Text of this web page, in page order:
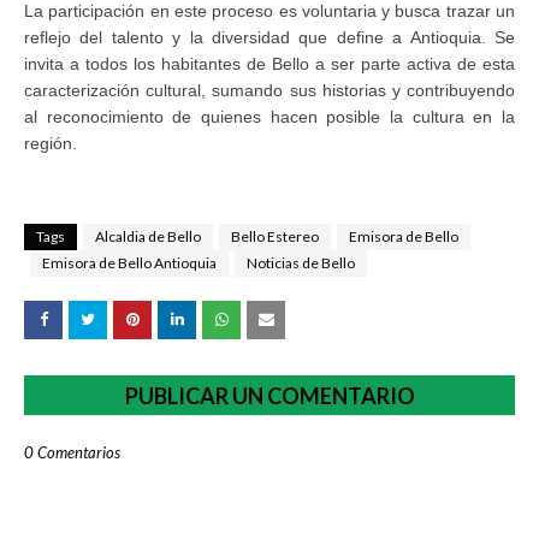
La participación en este proceso es voluntaria y busca trazar un
reflejo del talento y la diversidad que define a Antioquia. Se
invita a todos los habitantes de Bello a ser parte activa de esta
caracterización cultural, sumando sus historias y contribuyendo
al reconocimiento de quienes hacen posible la cultura en la
región.
Tags Alcaldia de Bello Bello Estereo
Emisora de Bello
Emisora de Bello Antioquia
Noticias de Bello
PUBLICAR UN COMENTARIO
0 Comentarios